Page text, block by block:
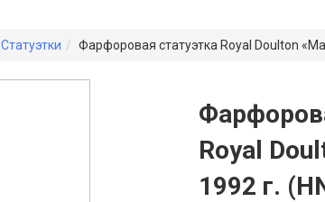
Статуэтки Фарфоровая статуэтка Royal Doulton
Royal
1992 г.